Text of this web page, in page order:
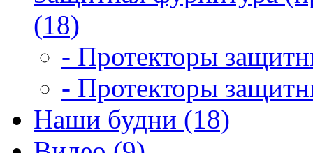
(18)
- Протекторы
- Протекторы
Наши будни (18)